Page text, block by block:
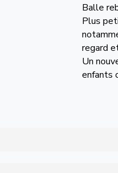
Balle
Plus
regard
Un
enfants